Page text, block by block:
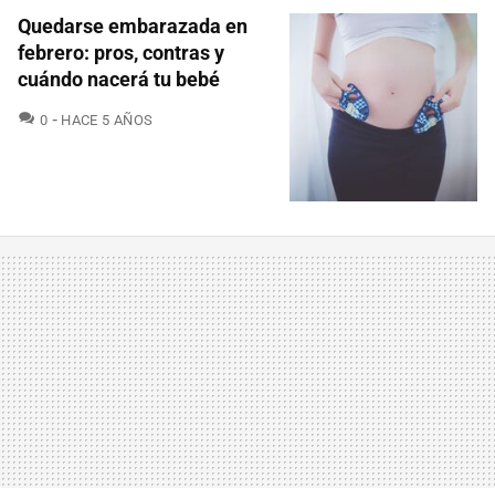
Quedarse embarazada en
febrero: pros, contras y
cuándo nacerá tu bebé
0 COMENTARIOS
HACE 5 AÑOS